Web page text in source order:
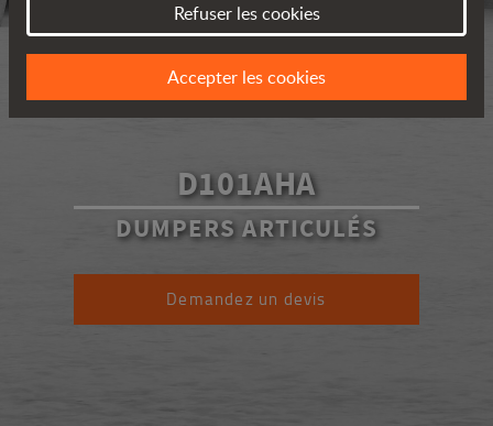
D101AHA
DUMPERS ARTICULÉS
Demandez un devis
Refuser les cookies
Accepter les cookies